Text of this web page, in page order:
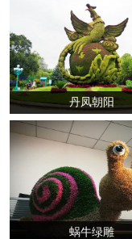
丹凤朝阳
蜗牛绿雕